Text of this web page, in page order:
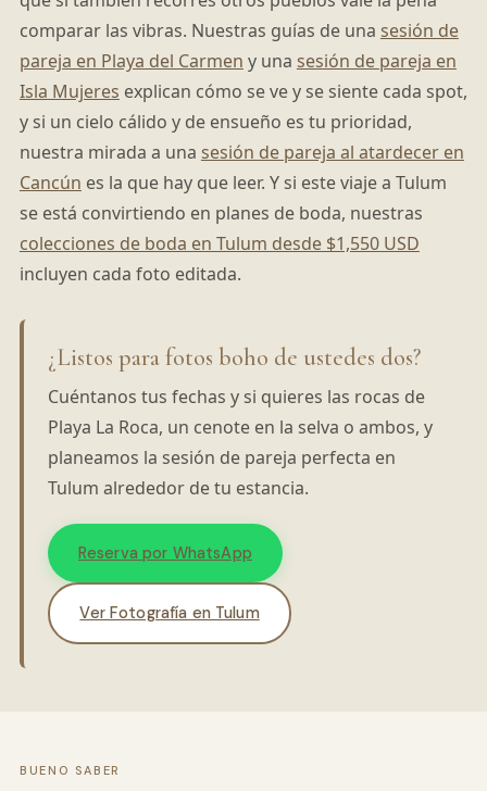
comparar las vibras. Nuestras guías de una sesión de
pareja en Playa del Carmen y una sesión de pareja en
Isla Mujeres explican cómo se ve y se siente cada spot,
y si un cielo cálido y de ensueño es tu prioridad,
nuestra mirada a una sesión de pareja al atardecer en
Cancún es la que hay que leer. Y si este viaje a Tulum
se está convirtiendo en planes de boda, nuestras
colecciones de boda en Tulum desde $1,550 USD
incluyen cada foto editada.
¿Listos para fotos boho de ustedes dos?
Cuéntanos tus fechas y si quieres las rocas de
Playa La Roca, un cenote en la selva o ambos, y
planeamos la sesión de pareja perfecta en
Tulum alrededor de tu estancia.
Reserva por WhatsApp
Ver Fotografía en Tulum
BUENO SABER